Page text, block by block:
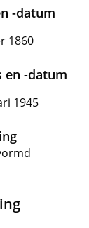
-datum
1860
en -datum
1945